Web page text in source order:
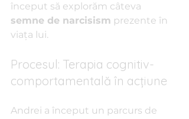
început să explorăm câteva
semne de narcisism prezente în
viața lui.
Procesul: Terapia cognitiv-
comportamentală în acțiune
Andrei a început un parcurs de